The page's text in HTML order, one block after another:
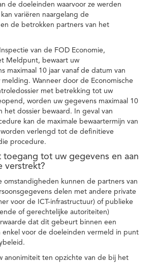
de doeleinden waarvoor ze werden
variëren naargelang de
de betrokken partners van het
van de FOD Economie,
Meldpunt, bewaart uw
maximaal 10 jaar vanaf de datum van
Wanneer door de Economische
met betrekking tot uw
worden uw gegevens maximaal 10
het dossier bewaard. In geval van
kan de maximale bewaartermijn van
worden verlengd tot de definitieve
procedure.
toegang tot uw gegevens en aan
verstrekt?
omstandigheden kunnen de partners van
delen met andere private
voor de ICT-infrastructuur) of publieke
of gerechtelijke autoriteiten)
dat dit gebeurt binnen een
enkel voor de doeleinden vermeld in punt
anonimiteit ten opzichte van de bij het